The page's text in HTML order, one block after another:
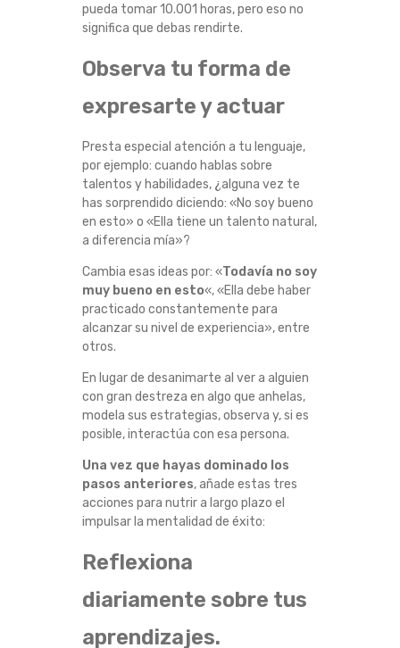
pueda tomar 10.001 horas, pero eso no
significa que debas rendirte.
Observa tu forma de
expresarte y actuar
Presta especial atención a tu lenguaje,
por ejemplo: cuando hablas sobre
talentos y habilidades, ¿alguna vez te
has sorprendido diciendo: «No soy bueno
en esto» o «Ella tiene un talento natural,
a diferencia mía»?
Cambia esas ideas por: «Todavía no soy
muy bueno en esto«, «Ella debe haber
practicado constantemente para
alcanzar su nivel de experiencia», entre
otros.
En lugar de desanimarte al ver a alguien
con gran destreza en algo que anhelas,
modela sus estrategias, observa y, si es
posible, interactúa con esa persona.
Una vez que hayas dominado los
pasos anteriores, añade estas tres
acciones para nutrir a largo plazo el
impulsar la mentalidad de éxito:
Reflexiona
diariamente sobre tus
aprendizajes.